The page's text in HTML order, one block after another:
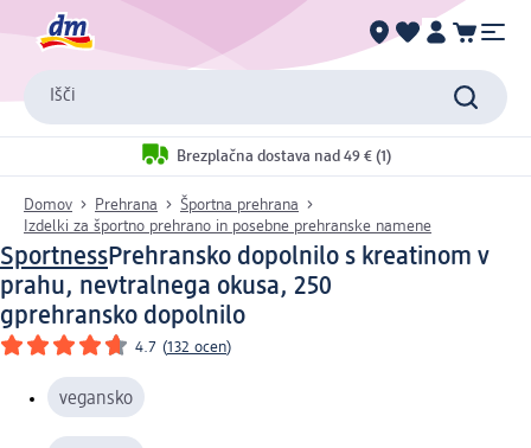
Išči
Brezplačna dostava nad 49 € (1)
Domov Prehrana
Športna prehrana
Izdelki za športno prehrano in posebne prehranske namene
SportnessPrehransko dopolnilo s kreatinom v
prahu, nevtralnega okusa, 250
gprehransko dopolnilo
4.7 (132 ocen)
vegansko